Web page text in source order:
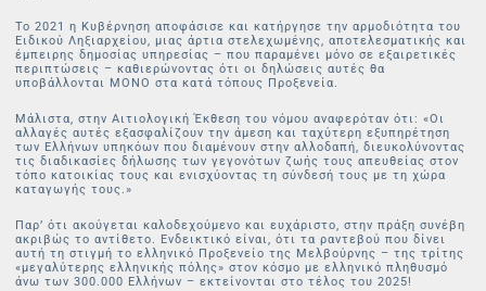
Το 2021 η Κυβέρνηση αποφάσισε και κατήργησε την αρμοδιότητα του
Ειδικού Ληξιαρχείου, μιας άρτια στελεχωμένης, αποτελεσματικής και
έμπειρης δημοσίας υπηρεσίας – που παραμένει μόνο σε εξαιρετικές
περιπτώσεις – καθιερώνοντας ότι οι δηλώσεις αυτές θα
υποβάλλονται ΜΟΝΟ στα κατά τόπους Προξενεία.
Μάλιστα, στην Αιτιολογική Έκθεση του νόμου αναφερόταν ότι: «Οι
αλλαγές αυτές εξασφαλίζουν την άμεση και ταχύτερη εξυπηρέτηση
των Ελλήνων υπηκόων που διαμένουν στην αλλοδαπή, διευκολύνοντας
τις διαδικασίες δήλωσης των γεγονότων ζωής τους απευθείας στον
τόπο κατοικίας τους και ενισχύοντας τη σύνδεσή τους με τη χώρα
καταγωγής τους.»
Παρ’ ότι ακούγεται καλοδεχούμενο και ευχάριστο, στην πράξη συνέβη
ακριβώς το αντίθετο. Ενδεικτικό είναι, ότι τα ραντεβού που δίνει
αυτή τη στιγμή το ελληνικό Προξενείο της Μελβούρνης – της τρίτης
«μεγαλύτερης ελληνικής πόλης» στον κόσμο με ελληνικό πληθυσμό
άνω των 300.000 Ελλήνων – εκτείνονται στο τέλος του 2025!